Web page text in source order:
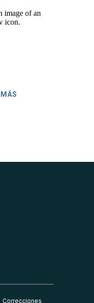
Correcciones